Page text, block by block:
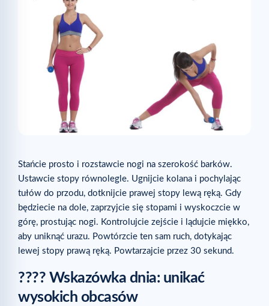
Stańcie prosto i rozstawcie nogi na szerokość barków.
Ustawcie stopy równolegle. Ugnijcie kolana i pochylając
tułów do przodu, dotknijcie prawej stopy lewą ręką. Gdy
będziecie na dole, zaprzyjcie się stopami i wyskoczcie w
górę, prostując nogi. Kontrolujcie zejście i lądujcie miękko,
aby uniknąć urazu. Powtórzcie ten sam ruch, dotykając
lewej stopy prawą ręką. Powtarzajcie przez 30 sekund.
???? Wskazówka dnia: unikać
wysokich obcasów